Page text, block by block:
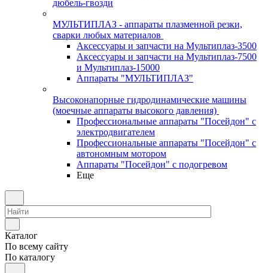
дюбель-гвозди
МУЛЬТИПЛАЗ - аппараты плазменной резки,
сварки любых материалов
Аксессуары и запчасти на Мультиплаз-3500
Аксессуары и запчасти на Мультиплаз-7500
и Мультиплаз-15000
Аппараты "МУЛЬТИПЛАЗ"
Высоконапорные гидродинамические машины
(моечные аппараты высокого давления)
Профессиональные аппараты "Посейдон" с
электродвигателем
Профессиональные аппараты "Посейдон" с
автономным мотором
Аппараты "Посейдон" с подогревом
Еще
Каталог
По всему сайту
По каталогу